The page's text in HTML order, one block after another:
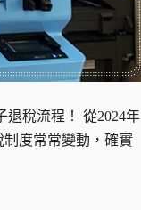
稅流程！ 從2024年
制度常常變動，確實